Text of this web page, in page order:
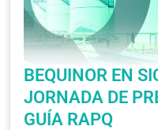
BEQUINOR EN
JORNADA DE
GUÍA RAPQ